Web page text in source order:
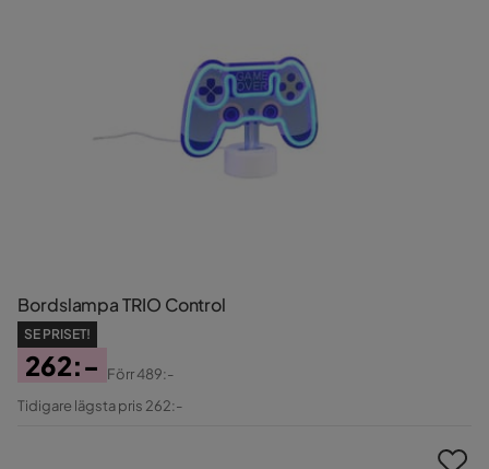
Bordslampa TRIO Control
SE PRISET!
Pris
262:-
Original
Förr489:-
Tidigare lägsta pris 262:-